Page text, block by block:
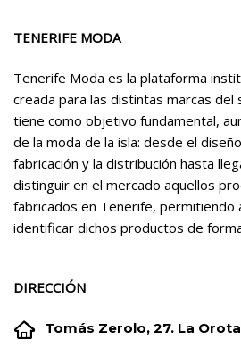
TENERIFE MODA
Tenerife Moda es la plataforma
creada para las distintas marcas
tiene como objetivo fundamental,
de la moda de la isla: desde el
fabricación y la distribución hasta
distinguir en el mercado aquellos
fabricados en Tenerife, permitiendo
identificar dichos productos de
DIRECCIÓN

 Tomás Zerolo, 27. La